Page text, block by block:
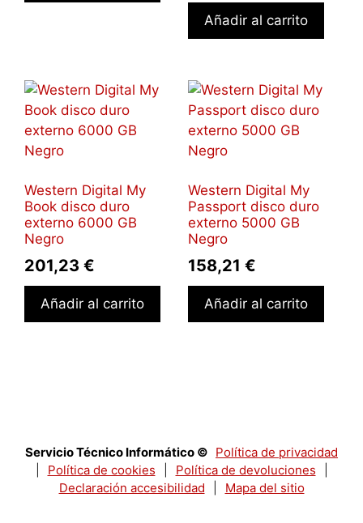
Añadir al carrito
Western Digital My
Book disco duro
externo 6000 GB
Negro
201,23 €
Añadir al carrito
Western Digital My
Passport disco duro
externo 5000 GB
Negro
158,21 €
Añadir al carrito
Servicio Técnico Informático © Política de privacidad
Política de cookies Política de devoluciones
Declaración accesibilidad
Mapa del sitio